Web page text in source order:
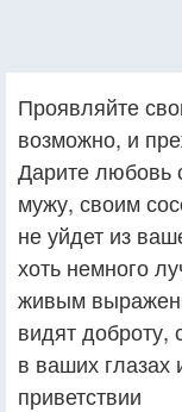
Проявляйте
возможно, и
Дарите любовь
мужу, своим
не уйдет из
хоть немного
живым
видят
в ваших
приветствии